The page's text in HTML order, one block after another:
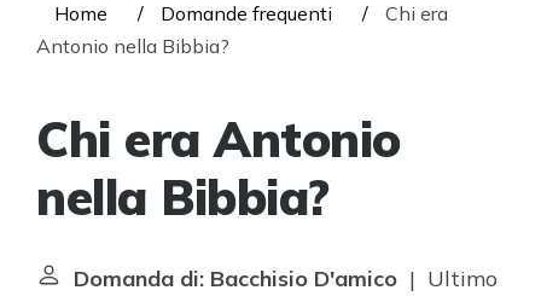
Home Domande frequenti
Chi era
Antonio nella Bibbia?
Chi era Antonio
nella Bibbia?
Domanda di: Bacchisio D'amico | Ultimo